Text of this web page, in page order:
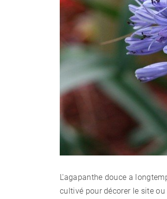
L'agapanthe douce a
cultivé pour décorer le site